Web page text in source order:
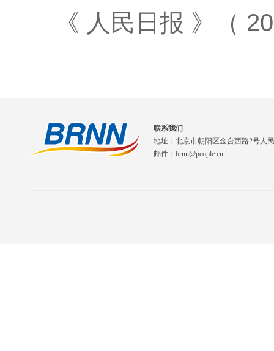
《 人民日报 》（
联系我们
地址：北京市朝阳区金台西路2号人
邮件：brnn@people.cn